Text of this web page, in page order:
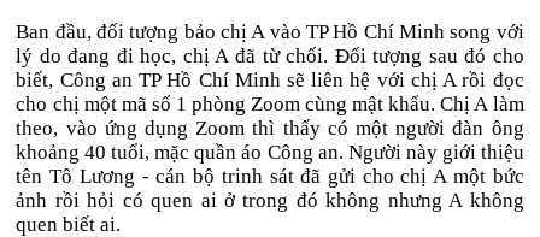
Ban đầu, đối tượng bảo chị A vào TP Hồ Chí Minh song với
lý do đang đi học, chị A đã từ chối. Đối tượng sau đó cho
biết, Công an TP Hồ Chí Minh sẽ liên hệ với chị A rồi đọc
cho chị một mã số 1 phòng Zoom cùng mật khẩu. Chị A làm
theo, vào ứng dụng Zoom thì thấy có một người đàn ông
khoảng 40 tuổi, mặc quần áo Công an. Người này giới thiệu
tên Tô Lương - cán bộ trinh sát đã gửi cho chị A một bức
ảnh rồi hỏi có quen ai ở trong đó không nhưng A không
quen biết ai.